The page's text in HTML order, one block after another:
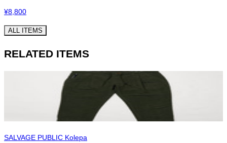
¥8,800
ALL ITEMS
RELATED ITEMS
SALVAGE PUBLIC Kolepa